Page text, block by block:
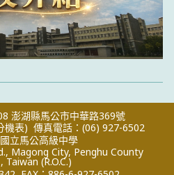
澎湖縣馬公市中華路369號
機表) 傳真電話：(06) 927-6502
立馬公高級中學
Magong City, Penghu County
Taiwan (R.O.C.)